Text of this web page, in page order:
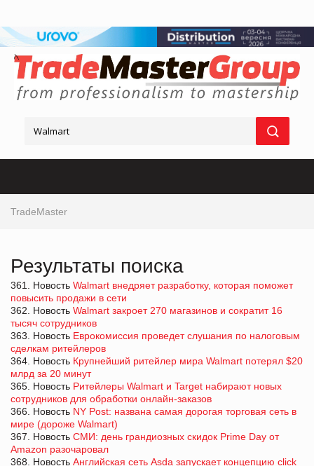
TradeMaster
Результаты поиска
361. Новость Walmart внедряет разработку, которая поможет
повысить продажи в сети
362. Новость Walmart закроет 270 магазинов и сократит 16
тысяч сотрудников
363. Новость Еврокомиссия проведет слушания по налоговым
сделкам ритейлеров
364. Новость Крупнейший ритейлер мира Walmart потерял $20
млрд за 20 минут
365. Новость Ритейлеры Walmart и Target набирают новых
сотрудников для обработки онлайн-заказов
366. Новость NY Post: названа самая дорогая торговая сеть в
мире (дороже Walmart)
367. Новость СМИ: день грандиозных скидок Prime Day от
Amazon разочаровал
368. Новость Английская сеть Asda запускает концепцию click